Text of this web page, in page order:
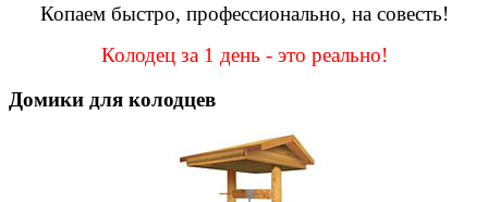
Копаем быстро, профессионально, на совесть!
Колодец за 1 день - это реально!
Домики для колодцев